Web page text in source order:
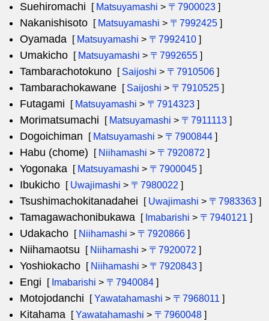
Suehiromachi [ Matsuyamashi > 〒7900023 ]
Nakanishisoto [ Matsuyamashi > 〒7992425 ]
Oyamada [ Matsuyamashi > 〒7992410 ]
Umakicho [ Matsuyamashi > 〒7992655 ]
Tambarachotokuno [ Saijoshi > 〒7910506 ]
Tambarachokawane [ Saijoshi > 〒7910525 ]
Futagami [ Matsuyamashi > 〒7914323 ]
Morimatsumachi [ Matsuyamashi > 〒7911113 ]
Dogoichiman [ Matsuyamashi > 〒7900844 ]
Habu (chome) [ Niihamashi > 〒7920872 ]
Yogonaka [ Matsuyamashi > 〒7900045 ]
Ibukicho [ Uwajimashi > 〒7980022 ]
Tsushimachokitanadahei [ Uwajimashi > 〒7983363 ]
Tamagawachonibukawa [ Imabarishi > 〒7940121 ]
Udakacho [ Niihamashi > 〒7920866 ]
Niihamaotsu [ Niihamashi > 〒7920072 ]
Yoshiokacho [ Niihamashi > 〒7920843 ]
Engi [ Imabarishi > 〒7940084 ]
Motojodanchi [Yawatahamashi > 〒7968011 ]
Kitahama [Yawatahamashi > 〒7960048 ]